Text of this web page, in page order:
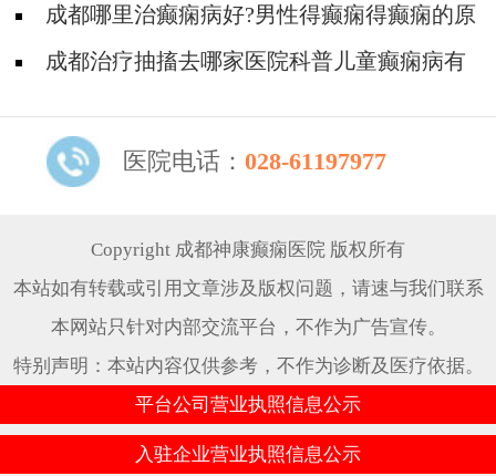
成都哪里治癫痫病好?男性得癫痫得癫痫的原
因有什么?
成都治疗抽搐去哪家医院科普儿童癫痫病有
医院电话： 028-61197977
Copyright 成都神康癫痫医院 版权所有
本站如有转载或引用文章涉及版权问题，请速与我们联系
本网站只针对内部交流平台，不作为广告宣传。
特别声明：本站内容仅供参考，不作为诊断及医疗依据。
平台公司营业执照信息公示
入驻企业营业执照信息公示